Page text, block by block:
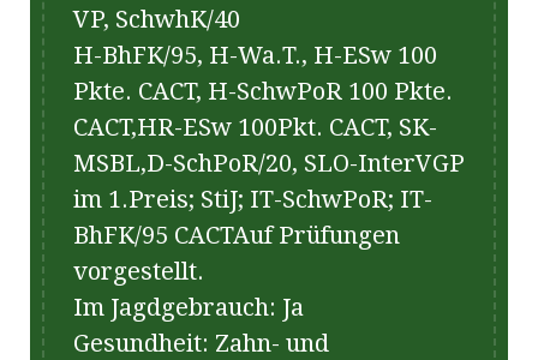
VP, SchwhK/40
H-BhFK/95, H-Wa.T., H-ESw 100
Pkte. CACT, H-SchwPoR 100 Pkte.
CACT,HR-ESw 100Pkt. CACT, SK-
MSBL,D-SchPoR/20, SLO-InterVGP
im 1.Preis; StiJ; IT-SchwPoR; IT-
BhFK/95 CACTAuf Prüfungen
vorgestellt.
Im Jagdgebrauch: Ja
Gesundheit: Zahn- und